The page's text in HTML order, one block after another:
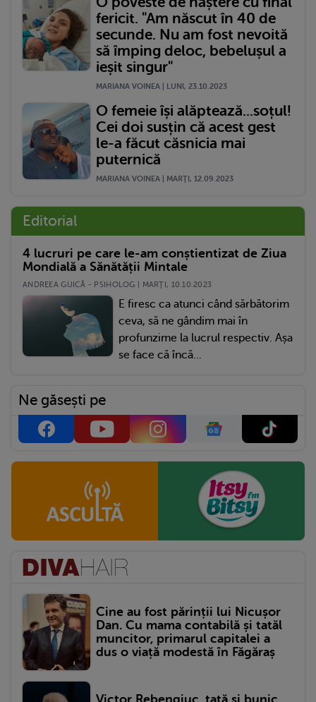
fericit. "Am născut în 40 de
secunde. Nu am fost nevoită
să împing deloc, bebelușul a
ieșit singur"
MARIANA VOINEA | LUNI, 23.10.2023
O femeie își alăptează...soțul!
Cei doi susțin că acest gest
le-a făcut căsnicia mai
puternică
MARIANA VOINEA | MARŢI, 12.09.2023
Editorial
4 lucruri pe care le-am conștientizat de Ziua
Mondială a Sănătății Mintale
ANDREEA GUICĂ - PSIHOLOG | MARŢI, 10.10.2023
E firesc ca atunci când sărbătorim
ceva, să ne gândim mai în
profunzime la lucrul respectiv. Așa
se face că încă...
Ne găsești pe
Cine au fost părinții lui Nicușor
Dan. Cu mama contabilă și tatăl
muncitor, primarul capitalei a
dus o viață modestă în Făgăraș